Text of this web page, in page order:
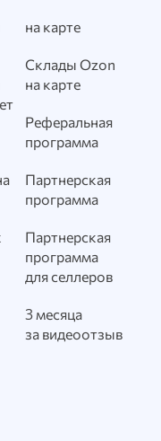
на карте
Склады Ozon
на карте
Реферальная
программа
Партнерская
программа
Партнерская
программа
для селлеров
3 месяца
за видеоотзыв